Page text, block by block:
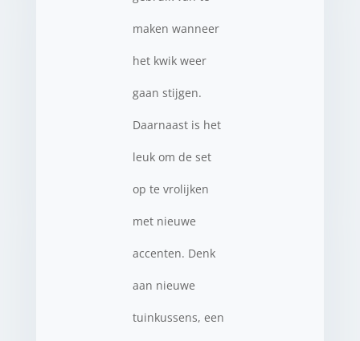
maken wanneer
het kwik weer
gaan stijgen.
Daarnaast is het
leuk om de set
op te vrolijken
met nieuwe
accenten. Denk
aan nieuwe
tuinkussens, een